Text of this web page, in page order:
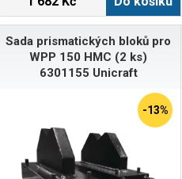
Sada prismatických bloků pro
WPP 150 HMC (2 ks)
6301155 Unicraft
-13%